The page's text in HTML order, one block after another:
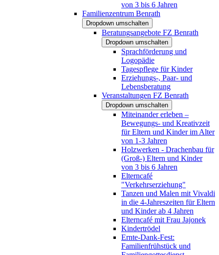
von 3 bis 6 Jahren
Familienzentrum Benrath
Dropdown umschalten
Beratungsangebote FZ Benrath
Dropdown umschalten
Sprachförderung und
Logopädie
Tagespflege für Kinder
Erziehungs-, Paar- und
Lebensberatung
Veranstaltungen FZ Benrath
Dropdown umschalten
Miteinander erleben –
Bewegungs- und Kreativzeit
für Eltern und Kinder im Alter
von 1-3 Jahren
Holzwerken - Drachenbau für
(Groß-) Eltern und Kinder
von 3 bis 6 Jahren
Elterncafé
"Verkehrserziehung"
Tanzen und Malen mit Vivaldi
in die 4-Jahreszeiten für Eltern
und Kinder ab 4 Jahren
Elterncafé mit Frau Jajonek
Kindertrödel
Ernte-Dank-Fest:
Familienfrühstück und